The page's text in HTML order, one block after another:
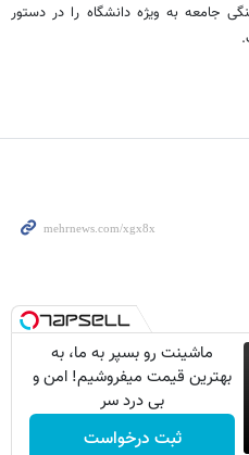
جامعه به ویژه دانشگاه را در دستور
ماشینت رو بسپر به ما، به
بهترین قیمت میفروشیم! امن و
بی درد سر
ثبت درخواست